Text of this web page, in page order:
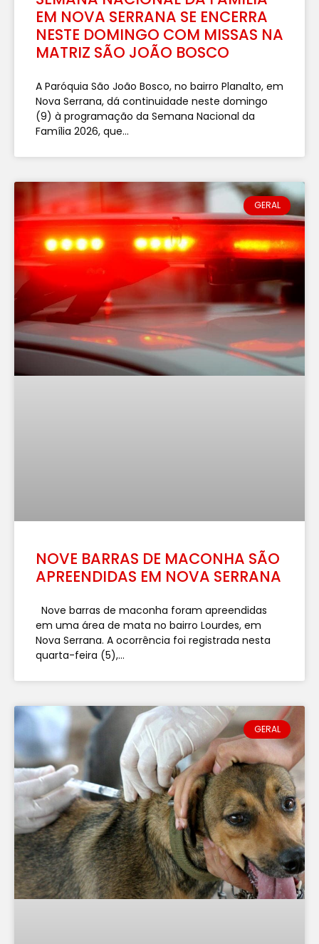
EM NOVA SERRANA SE ENCERRA
NESTE DOMINGO COM MISSAS NA
MATRIZ SÃO JOÃO BOSCO
A Paróquia São João Bosco, no bairro Planalto, em
Nova Serrana, dá continuidade neste domingo
(9) à programação da Semana Nacional da
Família 2026, que...
GERAL
NOVE BARRAS DE MACONHA SÃO
APREENDIDAS EM NOVA SERRANA
Nove barras de maconha foram apreendidas
em uma área de mata no bairro Lourdes, em
Nova Serrana. A ocorrência foi registrada nesta
quarta-feira (5),...
GERAL